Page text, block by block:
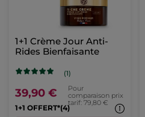
1+1 Crème Jour Anti-
Rides Bienfaisante
(1)
39,90 €
Pour
comparaison prix
tarif: 79,80 €
1+1 OFFERT*(4)